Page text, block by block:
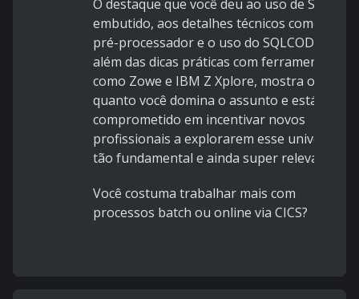
O destaque que você deu ao uso de SQL
embutido, aos detalhes técnicos como o
pré-processador e o uso do SQLCODE,
além das dicas práticas com ferramentas
como Zowe e IBM Z Xplore, mostra o
quanto você domina o assunto e está
comprometido em incentivar novos
profissionais a explorarem esse universo
tão fundamental e ainda super relevante.
Você costuma trabalhar mais com
processos batch ou online via CICS?